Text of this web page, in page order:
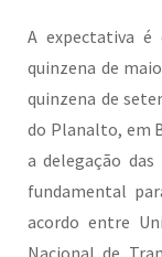
A expectativa é
quinzena de
quinzena de
do Planalto, em
a delegação das
fundamental
acordo entre
Nacional de